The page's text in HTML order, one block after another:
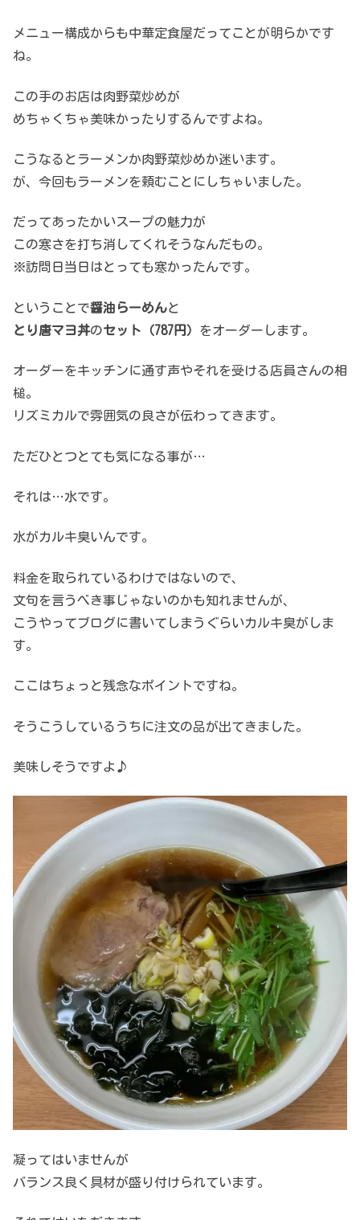
メニュー構成からも中華定食屋だってことが明らかです
ね。
この手のお店は肉野菜炒めが
めちゃくちゃ美味かったりするんですよね。
こうなるとラーメンか肉野菜炒めか迷います。
が、今回もラーメンを頼むことにしちゃいました。
だってあったかいスープの魅力が
この寒さを打ち消してくれそうなんだもの。
※訪問日当日はとっても寒かったんです。
ということで醤油らーめんと
とり唐マヨ丼のセット（787円） をオーダーします。
オーダーをキッチンに通す声やそれを受ける店員さんの相
槌。
リズミカルで雰囲気の良さが伝わってきます。
ただひとつとても気になる事が…
それは…水です。
水がカルキ臭いんです。
料金を取られているわけではないので、
文句を言うべき事じゃないのかも知れませんが、
こうやってブログに書いてしまうぐらいカルキ臭がしま
す。
ここはちょっと残念なポイントですね。
そうこうしているうちに注文の品が出てきました。
美味しそうですよ♪
凝ってはいませんが
バランス良く具材が盛り付けられています。